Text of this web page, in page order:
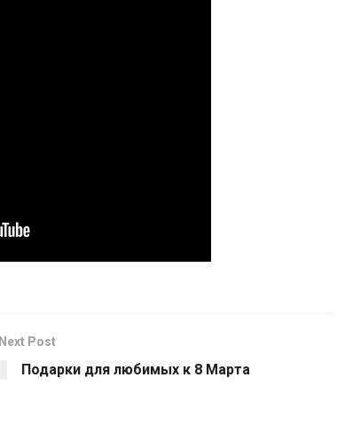
Next Post
Подарки для любимых к 8 Марта